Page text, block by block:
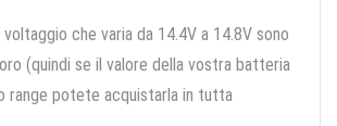
che varia da 14.4V a 14.8V sono
(quindi se il valore della vostra batteria
range potete acquistarla in tutta